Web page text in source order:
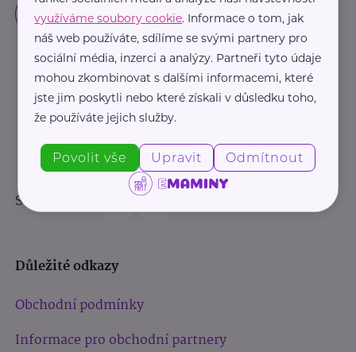
Sledujte nás:
Důležité odkazy
Obchodní podmínky
Informace pro obchodní partnery
využíváme soubory cookie. Informace o tom, jak
náš web používáte, sdílíme se svými partnery pro
sociální média, inzerci a analýzy. Partneři tyto údaje
mohou zkombinovat s dalšími informacemi, které
jste jim poskytli nebo které získali v důsledku toho,
že používáte jejich služby.
Povolit vše Upravit Odmítnout